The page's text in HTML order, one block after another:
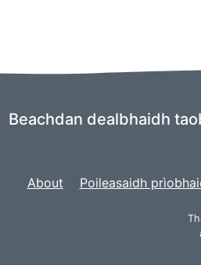
Beachdan dealbhaidh
About Poileasaidh